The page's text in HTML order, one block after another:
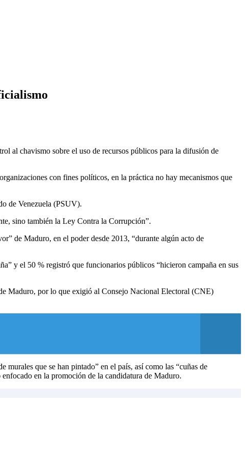
al chavismo sobre el uso de recursos públicos para la difusión de
con fines políticos, en la práctica no hay mecanismos que
de Venezuela (PSUV).
sino también la Ley Contra la Corrupción”.
de Maduro, en el poder desde 2013, “durante algún acto de
y el 50 % registró que funcionarios públicos “hicieron campaña en sus
Maduro, por lo que exigió al Consejo Nacional Electoral (CNE)
murales que se han pintado” en el país, así como las “cuñas de
en la promoción de la candidatura de Maduro.